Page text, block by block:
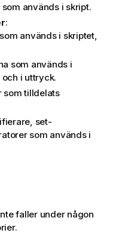
används i skript.
:
används i skriptet,
som används i
och i uttryck.
som tilldelats
set-
som används i
faller under någon